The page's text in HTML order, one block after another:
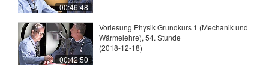
00:46:48
00:42:50
Vorlesung Physik Grundkurs 1 (Mechanik und
Wärmelehre), 54. Stunde
(2018-12-18)